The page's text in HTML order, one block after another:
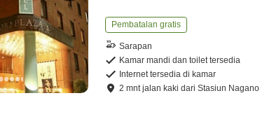
Pembatalan gratis
Sarapan
Kamar mandi dan toilet tersedia
Internet tersedia di kamar
2 mntjalan kaki dariStasiun Nagano